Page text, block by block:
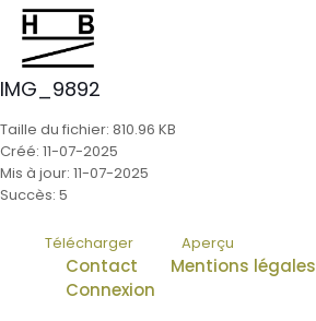
IMG_9892
Taille du fichier: 810.96 KB
Créé: 11-07-2025
Mis à jour: 11-07-2025
Succès: 5
Télécharger Aperçu
Contact
Mentions légales
Connexion